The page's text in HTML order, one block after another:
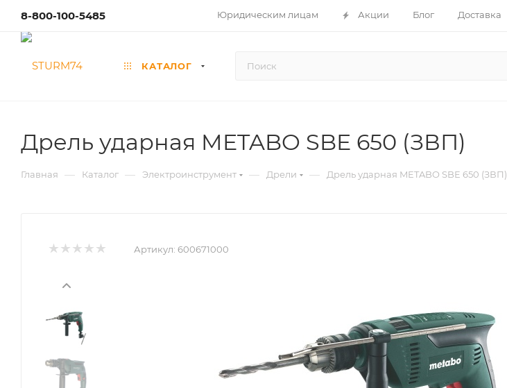
8-800-100-5485 Юридическим лицам Акции Блог Доставка
КАТАЛОГ
Дрель ударная METABO SBE 650 (ЗВП)
Главная — Каталог — Электроинструмент — Дрели — Дрель ударная METABO SBE 650 (ЗВП)
Артикул: 600671000